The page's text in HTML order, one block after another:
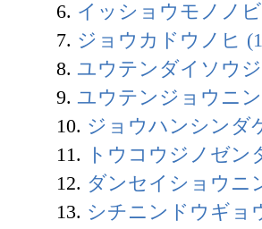
6. イッショウモノノ
7. ジョウカドウノヒ
8. ユウテンダイソウ
9. ユウテンジョウニ
10. ジョウハンシンダ
11.
トウコウジノゼン
12. ダンセイショウニ
13. シチニンドウギョ